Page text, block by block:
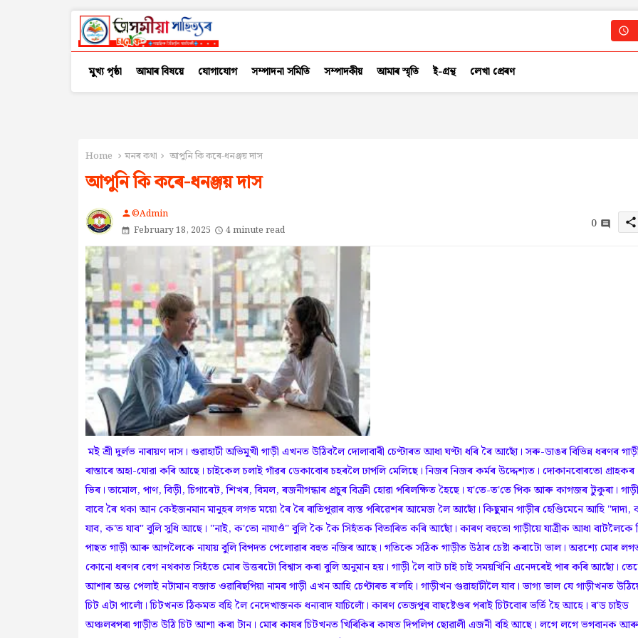
মুখ্য পৃষ্ঠা আমাৰ বিষয়ে যোগাযোগ সম্পাদনা সমিতি সম্পাদকীয় আমাৰ স্মৃতি ই-গ্ৰন্থ লেখা প্ৰেৰণ
Home মনৰ কথা আপুনি কি কৰে-ধনঞ্জয় দাস
আপুনি কি কৰে-ধনঞ্জয় দাস
person©Admin
February 18, 2025
4 minute read 0 share
মই শ্ৰী দুৰ্লভ নাৰায়ণ দাস। গুৱাহাটী অভিমুখী গাড়ী এখনত উঠিবলৈ দোলাবাৰী চেণ্টাৰত আধা ঘণ্টা ধৰি ৰৈ আছোঁ। সৰু-ডাঙৰ বিভিন্ন ধৰণৰ গাড়ী
ৰাস্তাৰে অহা-যোৱা কৰি আছে। চাইকেল চলাই গাঁৱৰ ডেকাবোৰ চহৰলৈ ঢাপলি মেলিছে। নিজৰ নিজৰ কৰ্মৰ উদ্দেশ্যত। দোকানবোৰতো গ্ৰাহকৰ
ভিৰ। তামোল, পাণ, বিড়ী, চিগাৰেট, শিখৰ, বিমল, ৰজনীগন্ধাৰ প্ৰচুৰ বিক্ৰী হোৱা পৰিলক্ষিত হৈছে। য'তে-ত'তে পিক আৰু কাগজৰ টুকুৰা।
বাবে ৰৈ থকা আন কেইজনমান মানুহৰ লগত ময়ো ৰৈ ৰৈ ৰাতিপুৱাৰ ব্যস্ত পৰিৱেশৰ আমেজ লৈ আছোঁ। কিছুমান গাড়ীৰ হেণ্ডিমেনে আহি
যাব, ক'ত যাব" বুলি সুধি আছে। "নাই, ক'তো নাযাওঁ" বুলি কৈ কৈ সিহঁতক বিতাৰিত কৰি আছোঁ। কাৰণ বহুতো গাড়ীয়ে যাত্ৰীক আধা বাটলৈকে
পাছত গাড়ী আৰু আগলৈকে নাযায় বুলি বিপদত পেলোৱাৰ বহুত নজিৰ আছে। গতিকে সঠিক গাড়ীত উঠাৰ চেষ্টা কৰাটো ভাল। অৱশ্যে মোৰ
কোনো ধৰণৰ বেগ নথকাত সিহঁতে মোৰ উত্তৰটো বিশ্বাস কৰা বুলি অনুমান হয়। গাড়ী লৈ বাট চাই চাই সময়খিনি এনেদৰেই পাৰ কৰি আছোঁ।
আশাৰ অন্ত পেলাই নটামান বজাত ওৱাৰিছপিয়া নামৰ গাড়ী এখন আহি চেণ্টাৰত ৰ'লহি। গাড়ীখন গুৱাহাটীলৈ যাব। ভাগ্য ভাল যে গাড়ীখনত
চিট এটা পালোঁ। চিটখনত ঠিকমত বহি লৈ নেদেখাজনক ধন্যবাদ যাচিলোঁ। কাৰণ তেজপুৰ বাছষ্টেণ্ডৰ পৰাই চিটবোৰ ভৰ্তি হৈ আহে। ৰ'ড চাইড
অঞ্চলৰপৰা গাড়ীত উঠি চিট আশা কৰা টান। মোৰ কাষৰ চিটখনত খিৰিকিৰ কাষত দিপলিপ ছোৱালী এজনী বহি আছে। লগে লগে ভগবানক আৰু